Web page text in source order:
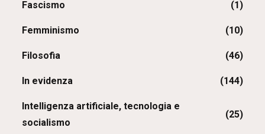
Fascismo (1)
Femminismo (10)
Filosofia (46)
In evidenza (144)
Intelligenza artificiale, tecnologia e
socialismo
(25)